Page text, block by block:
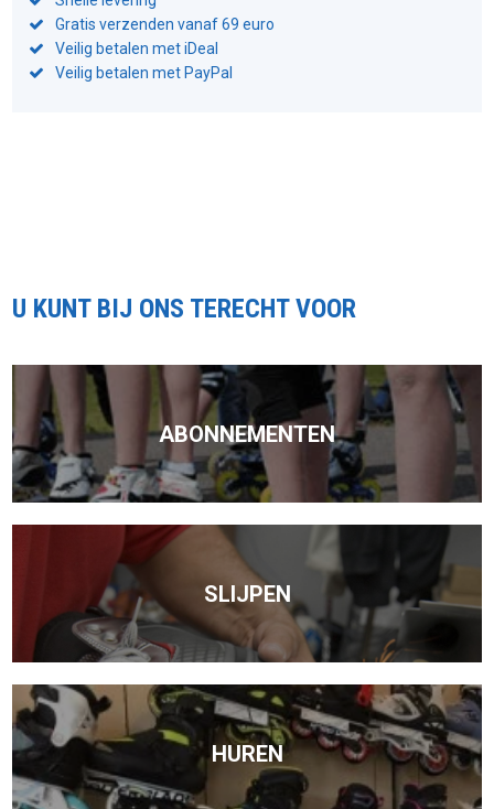
Gratis verzenden vanaf 69 euro
Veilig betalen met iDeal
Veilig betalen met PayPal
U KUNT BIJ ONS TERECHT VOOR
ABONNEMENTEN
SLIJPEN
HUREN